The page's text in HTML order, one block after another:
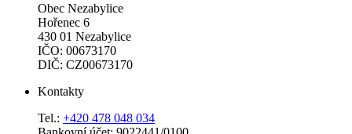
Obec Nezabylice
Hořenec 6
430 01 Nezabylice
IČO: 00673170
DIČ: CZ00673170
Kontakty
Tel.: +420 478 048 034